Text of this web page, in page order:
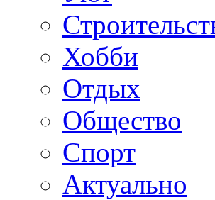
Хобби
Отдых
Общество
Спорт
Актуально